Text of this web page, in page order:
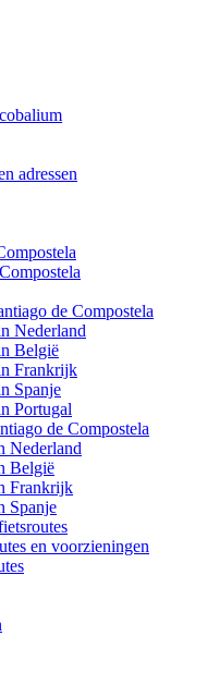
adressen
de Compostela
Nederland
België
Frankrijk
Spanje
Portugal
de Compostela
Nederland
België
Frankrijk
Spanje
en voorzieningen